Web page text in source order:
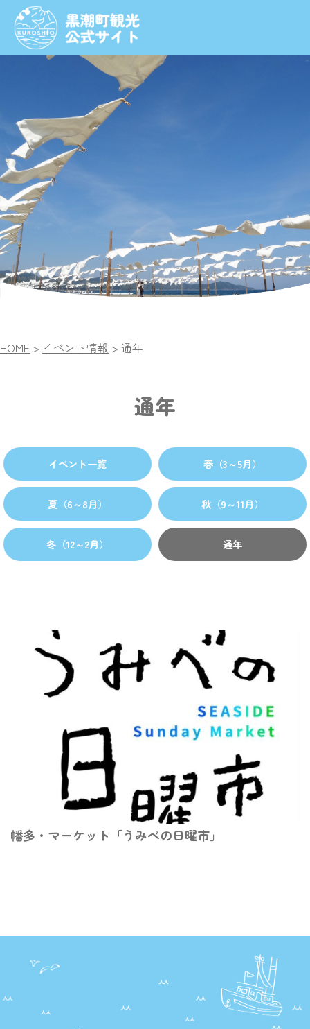
HOME > イベント情報 > 通年
通年
イベント一覧 春（3～5月）
夏（6～8月） 秋（9～11月）
冬（12～2月） 通年
幡多・マーケット「うみべの日曜市」